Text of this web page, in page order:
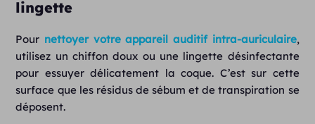
lingette
Pour nettoyer votre appareil auditif intra-auriculaire,
utilisez un chiffon doux ou une lingette désinfectante
pour essuyer délicatement la coque. C’est sur cette
surface que les résidus de sébum et de transpiration se
déposent.